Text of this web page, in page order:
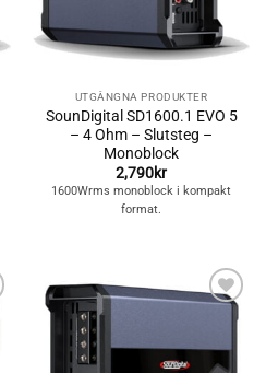
UTGÅNGNA PRODUKTER
SounDigital SD1600.1 EVO 5
– 4 Ohm – Slutsteg –
Monoblock
2,790kr
1600Wrms monoblock i kompakt
format.